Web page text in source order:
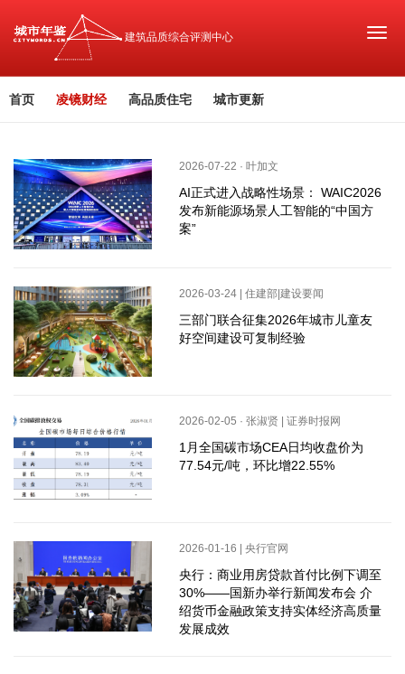
建筑品质综合评测中心
首页 凌镜财经 高品质住宅 城市更新
2026-07-22 · 叶加文
AI正式进入战略性场景： WAIC2026
发布新能源场景人工智能的“中国方
案”
2026-03-24 | 住建部|建设要闻
三部门联合征集2026年城市儿童友
好空间建设可复制经验
2026-02-05 · 张淑贤 | 证券时报网
1月全国碳市场CEA日均收盘价为
77.54元/吨，环比增22.55%
2026-01-16 | 央行官网
央行：商业用房贷款首付比例下调至
30%——国新办举行新闻发布会 介
绍货币金融政策支持实体经济高质量
发展成效